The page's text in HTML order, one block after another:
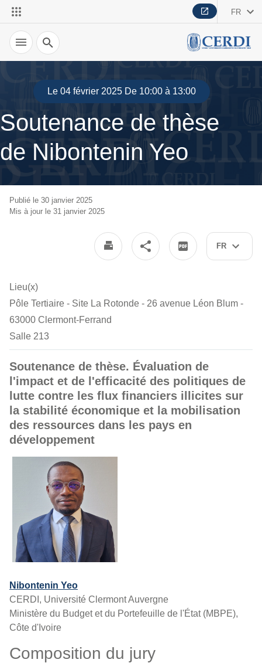
FR
Recherche
Le 04 février 2025 De 10:00 à 13:00
Soutenance de thèse
de Nibontenin Yeo
FR
Publié le 30 janvier 2025
Mis à jour le 31 janvier 2025
Lieu(x)
Pôle Tertiaire - Site La Rotonde - 26 avenue Léon Blum -
63000 Clermont-Ferrand
Salle 213
Soutenance de thèse. Évaluation de
l'impact et de l'efficacité des politiques de
lutte contre les flux financiers illicites sur
la stabilité économique et la mobilisation
des ressources dans les pays en
développement
Nibontenin Yeo
CERDI, Université Clermont Auvergne
Ministère du Budget et du Portefeuille de l'État (MBPE),
Côte d'Ivoire
Composition du jury